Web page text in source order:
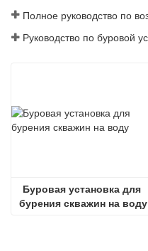
Буровая установка для
бурения скважин на воду